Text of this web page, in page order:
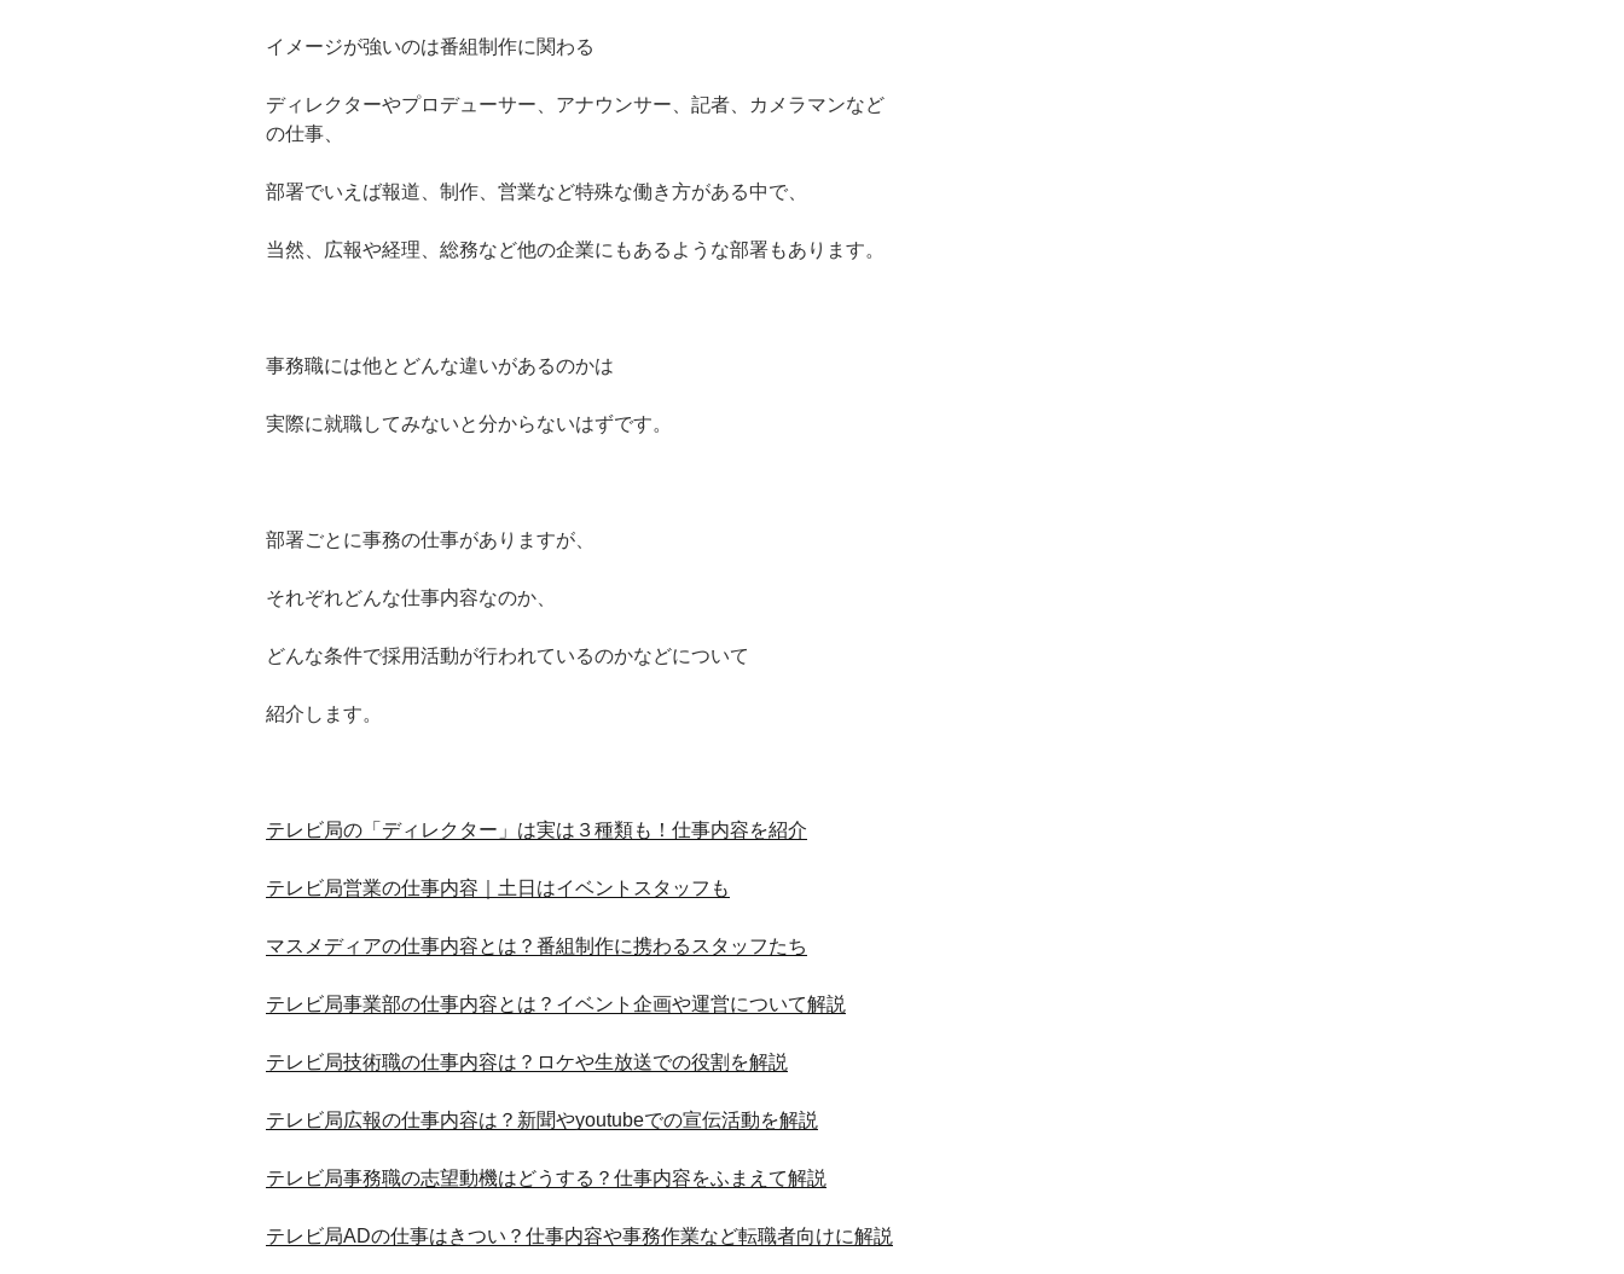
イメージが強いのは番組制作に関わる
ディレクターやプロデューサー、アナウンサー、記者、カメラマンなど
の仕事、
部署でいえば報道、制作、営業など特殊な働き方がある中で、
当然、広報や経理、総務など他の企業にもあるような部署もあります。
事務職には他とどんな違いがあるのかは
実際に就職してみないと分からないはずです。
部署ごとに事務の仕事がありますが、
それぞれどんな仕事内容なのか、
どんな条件で採用活動が行われているのかなどについて
紹介します。
テレビ局の「ディレクター」は実は３種類も！仕事内容を紹介
テレビ局営業の仕事内容｜土日はイベントスタッフも
マスメディアの仕事内容とは？番組制作に携わるスタッフたち
テレビ局事業部の仕事内容とは？イベント企画や運営について解説
テレビ局技術職の仕事内容は？ロケや生放送での役割を解説
テレビ局広報の仕事内容は？新聞やyoutubeでの宣伝活動を解説
テレビ局事務職の志望動機はどうする？仕事内容をふまえて解説
テレビ局ADの仕事はきつい？仕事内容や事務作業など転職者向けに解説